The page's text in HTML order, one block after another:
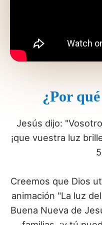
¿Por
Jesús dijo:
¡que vuestra luz
Creemos que Dios
animación "La luz
Buena Nueva de